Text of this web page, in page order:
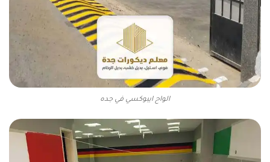
الواح ايبوكسي في جده